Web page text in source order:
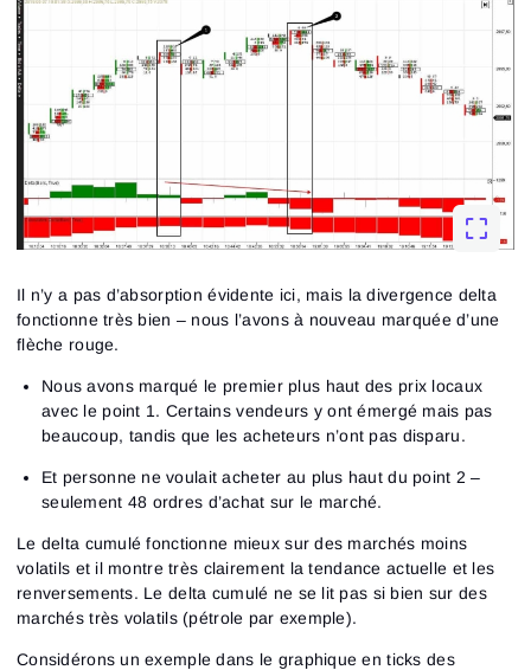
Il n’y a pas d’absorption évidente ici, mais la divergence delta
fonctionne très bien – nous l’avons à nouveau marquée d’une
flèche rouge.
Nous avons marqué le premier plus haut des prix locaux
avec le point 1. Certains vendeurs y ont émergé mais pas
beaucoup, tandis que les acheteurs n’ont pas disparu.
Et personne ne voulait acheter au plus haut du point 2 –
seulement 48 ordres d’achat sur le marché.
Le delta cumulé fonctionne mieux sur des marchés moins
volatils et il montre très clairement la tendance actuelle et les
renversements. Le delta cumulé ne se lit pas si bien sur des
marchés très volatils (pétrole par exemple).
Considérons un exemple dans le graphique en ticks des